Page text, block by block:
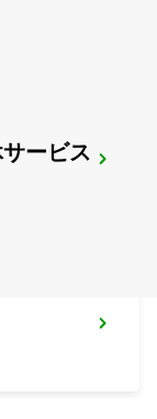
ービス